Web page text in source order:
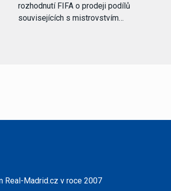
rozhodnutí FIFA o prodeji podílů
souvisejících s mistrovstvím…
Real-Madrid.cz v roce 2007